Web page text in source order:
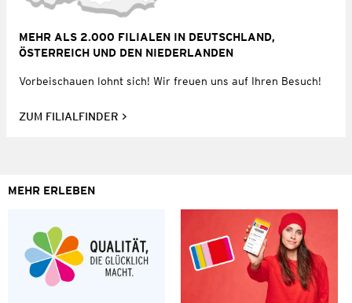
MEHR ALS 2.000 FILIALEN IN DEUTSCHLAND,
ÖSTERREICH UND DEN NIEDERLANDEN
Vorbeischauen lohnt sich! Wir freuen uns auf Ihren Besuch!
ZUM FILIALFINDER
MEHR ERLEBEN